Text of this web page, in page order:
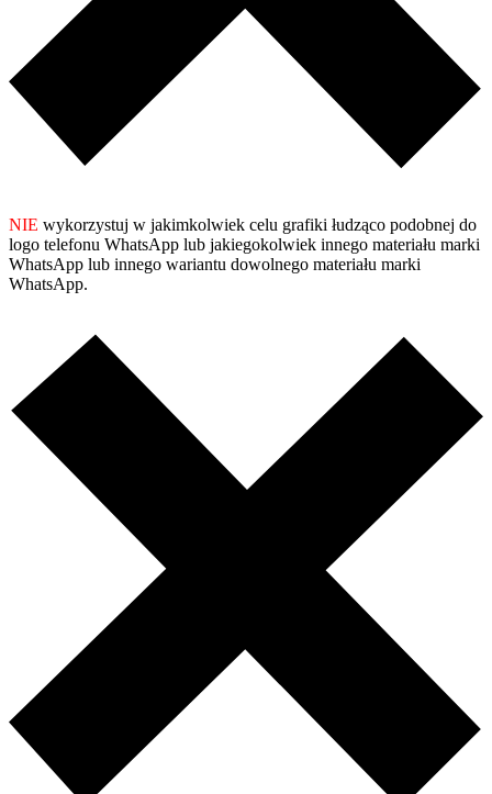
NIE wykorzystuj w jakimkolwiek celu grafiki łudząco podobnej do
logo telefonu WhatsApp lub jakiegokolwiek innego materiału marki
WhatsApp lub innego wariantu dowolnego materiału marki
WhatsApp.